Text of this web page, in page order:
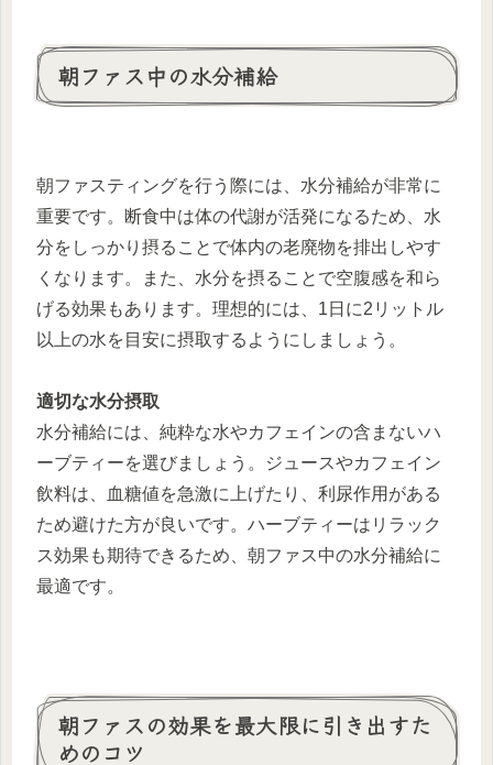
朝ファス中の水分補給
朝ファスティングを行う際には、水分補給が非常に
重要です。断食中は体の代謝が活発になるため、水
分をしっかり摂ることで体内の老廃物を排出しやす
くなります。また、水分を摂ることで空腹感を和ら
げる効果もあります。理想的には、1日に2リットル
以上の水を目安に摂取するようにしましょう。
適切な水分摂取
水分補給には、純粋な水やカフェインの含まないハ
ーブティーを選びましょう。ジュースやカフェイン
飲料は、血糖値を急激に上げたり、利尿作用がある
ため避けた方が良いです。ハーブティーはリラック
ス効果も期待できるため、朝ファス中の水分補給に
最適です。
朝ファスの効果を最大限に引き出すた
めのコツ